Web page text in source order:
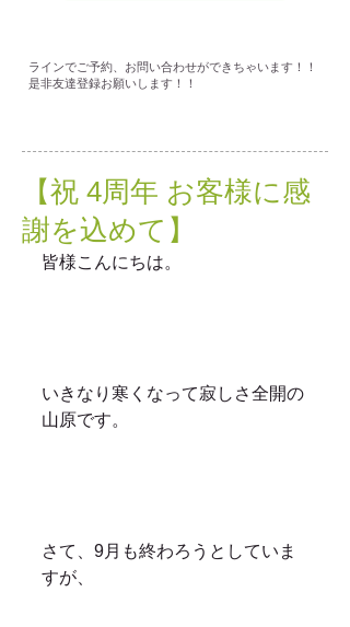
ラインでご予約、お問い合わせができちゃいます！！
是非友達登録お願いします！！
【祝 4周年 お客様に感
謝を込めて】
皆様こんにちは。
いきなり寒くなって寂しさ全開の
山原です。
さて、9月も終わろうとしていま
すが、